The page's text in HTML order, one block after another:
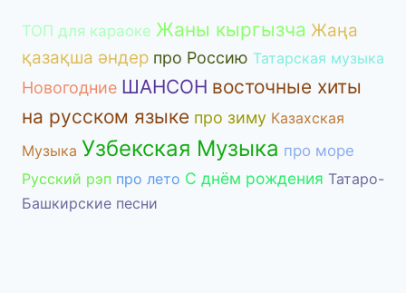
ТОП для караоке Жаны кыргызча Жаңа
қазақша әндер про Россию Татарская музыка
Новогодние ШАНСОН восточные хиты
на русском языке про зиму Казахская
Музыка Узбекская Музыка про море
Русский рэп про лето С днём рождения Татаро-
Башкирские песни